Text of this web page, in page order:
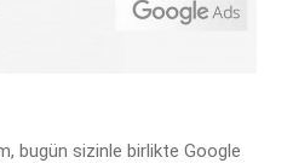
bugün sizinle birlikte Google